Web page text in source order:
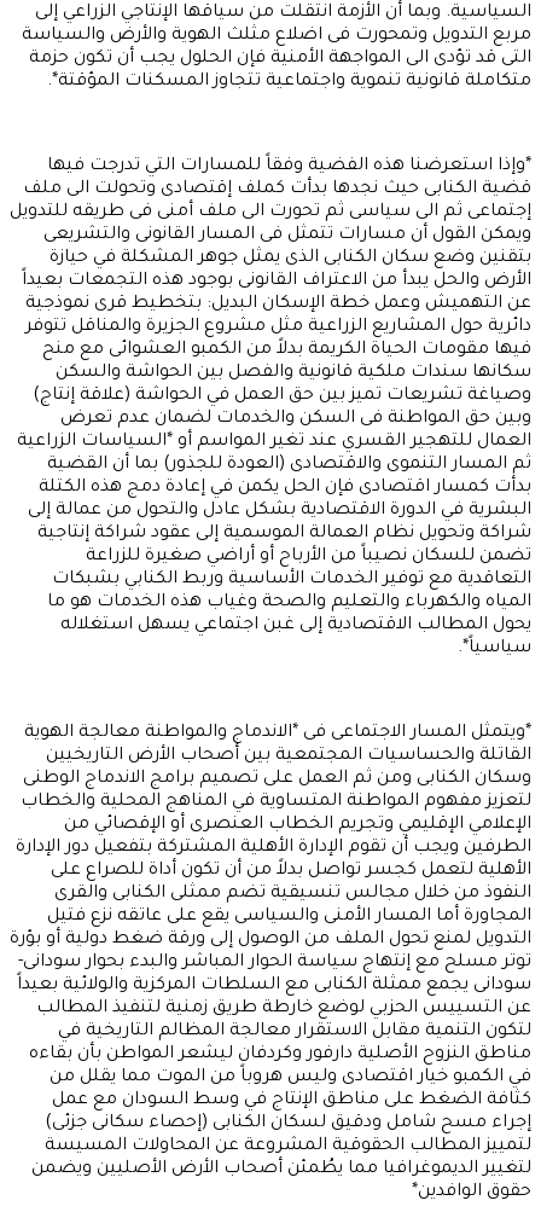
السياسية. وبما أن الأزمة انتقلت من سياقها الإنتاجي الزراعي إلى
مربع التدويل وتمحورت فى اضلاع مثلث الهوية والأرض والسياسة
التى قد تؤدى الى المواجهة الأمنية فإن الحلول يجب أن تكون حزمة
متكاملة قانونية تنموية واجتماعية تتجاوز المسكنات المؤقتة*.
*وإذا استعرضنا هذه الفضية وفقاً للمسارات التي تدرجت فيها
قضية الكنابى حيث نجدها بدأت كملف إقتصادى وتحولت الى ملف
إجتماعى ثم الى سياسى ثم تحورت الى ملف أمنى فى طريقه للتدويل
ويمكن القول أن مسارات تتمثل فى المسار القانونى والتشريعى
بتقنين وضع سكان الكنابى الذى يمثل جوهر المشكلة في حيازة
الأرض والحل يبدأ من الاعتراف القانونى بوجود هذه التجمعات بعيداً
عن التهميش وعمل خطة الإسكان البديل: بتخطيط قرى نموذجية
دائرية حول المشاريع الزراعية مثل مشروع الجزيرة والمناقل تتوفر
فيها مقومات الحياة الكريمة بدلاً من الكمبو العشوائى مع منح
سكانها سندات ملكية قانونية والفصل بين الحواشة والسكن
وصياغة تشريعات تميز بين حق العمل في الحواشة (علاقة إنتاج)
وبين حق المواطنة فى السكن والخدمات لضمان عدم تعرض
العمال للتهجير القسري عند تغير المواسم أو *السياسات الزراعية
ثم المسار التنموى والاقتصادى (العودة للجذور) بما أن القضية
بدأت كمسار اقتصادى فإن الحل يكمن في إعادة دمج هذه الكتلة
البشرية في الدورة الاقتصادية بشكل عادل والتحول من عمالة إلى
شراكة وتحويل نظام العمالة الموسمية إلى عقود شراكة إنتاجية
تضمن للسكان نصيباً من الأرباح أو أراضي صغيرة للزراعة
التعاقدية مع توفير الخدمات الأساسية وربط الكنابي بشبكات
المياه والكهرباء والتعليم والصحة وغياب هذه الخدمات هو ما
يحول المطالب الاقتصادية إلى غبن اجتماعي يسهل استغلاله
سياسياً*.
*ويتمثل المسار الاجتماعى فى *الاندماج والمواطنة معالجة الهوية
القاتلة والحساسيات المجتمعية بين أصحاب الأرض التاريخيين
وسكان الكنابى ومن ثم العمل على تصميم برامج الاندماج الوطنى
لتعزيز مفهوم المواطنة المتساوية في المناهج المحلية والخطاب
الإعلامي الإقليمي وتجريم الخطاب العنصرى أو الإقصائي من
الطرفين ويجب أن تقوم الإدارة الأهلية المشتركة بتفعيل دور الإدارة
الأهلية لتعمل كجسر تواصل بدلاً من أن تكون أداة للصراع على
النفوذ من خلال مجالس تنسيقية تضم ممثلى الكنابى والقرى
المجاورة أما المسار الأمنى والسياسى يقع على عاتقه نزع فتيل
التدويل لمنع تحول الملف من الوصول إلى ورقة ضغط دولية أو بؤرة
توتر مسلح مع إنتهاج سياسة الحوار المباشر والبدء بحوار سودانى-
سودانى يجمع ممثلة الكنابى مع السلطات المركزية والولائية بعيداً
عن التسييس الحزبي لوضع خارطة طريق زمنية لتنفيذ المطالب
لتكون التنمية مقابل الاستقرار معالجة المظالم التاريخية في
مناطق النزوح الأصلية دارفور وكردفان ليشعر المواطن بأن بقاءه
في الكمبو خيار اقتصادى وليس هروباً من الموت مما يقلل من
كثافة الضغط على مناطق الإنتاج في وسط السودان مع عمل
إجراء مسح شامل ودقيق لسكان الكنابى (إحصاء سكانى جزئى)
لتمييز المطالب الحقوقية المشروعة عن المحاولات المسيسة
لتغيير الديموغرافيا مما يطُمئن أصحاب الأرض الأصليين ويضمن
حقوق الوافدين*